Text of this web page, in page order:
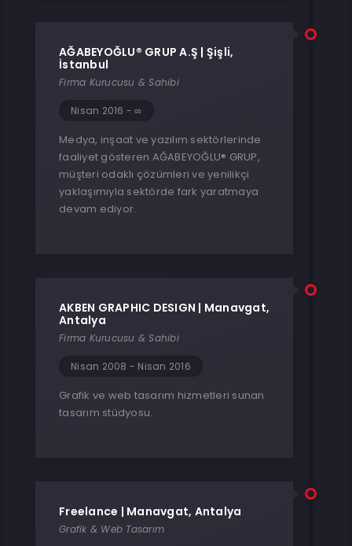
AĞABEYOĞLU® GRUP A.Ş | Şişli,
İstanbul
Firma Kurucusu & Sahibi
Nisan 2016 - ∞
Medya, inşaat ve yazılım sektörlerinde
faaliyet gösteren AĞABEYOĞLU® GRUP,
müşteri odaklı çözümleri ve yenilikçi
yaklaşımıyla sektörde fark yaratmaya
devam ediyor.
AKBEN GRAPHIC DESIGN | Manavgat,
Antalya
Firma Kurucusu & Sahibi
Nisan 2008 - Nisan 2016
Grafik ve web tasarım hizmetleri sunan
tasarım stüdyosu.
Freelance | Manavgat, Antalya
Grafik & Web Tasarım